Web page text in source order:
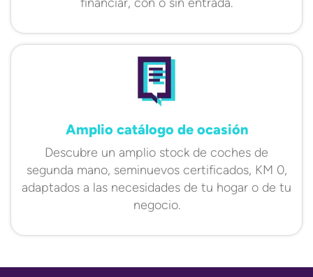
Amplio catálogo de ocasión
Descubre un amplio stock de coches de
segunda mano, seminuevos certificados, KM 0,
adaptados a las necesidades de tu hogar o de tu
negocio.